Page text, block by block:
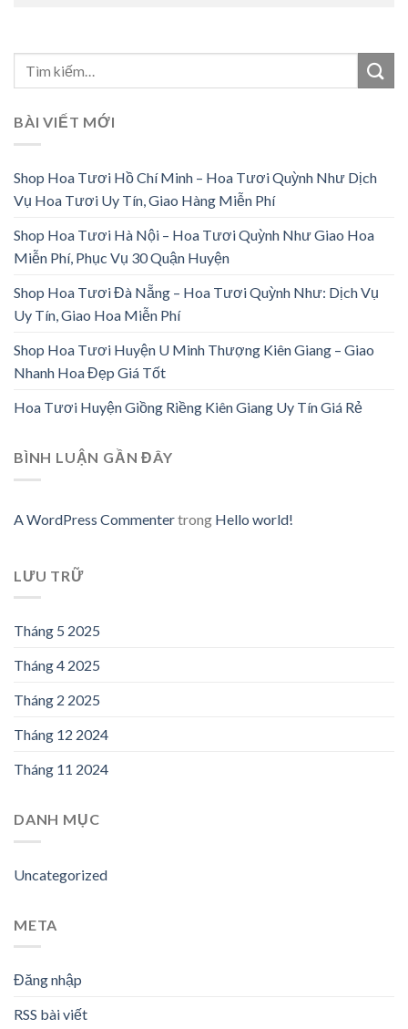
BÀI VIẾT MỚI
Shop Hoa Tươi Hồ Chí Minh – Hoa Tươi Quỳnh Như Dịch
Vụ Hoa Tươi Uy Tín, Giao Hàng Miễn Phí
Shop Hoa Tươi Hà Nội – Hoa Tươi Quỳnh Như Giao Hoa
Miễn Phí, Phục Vụ 30 Quận Huyện
Shop Hoa Tươi Đà Nẵng – Hoa Tươi Quỳnh Như: Dịch Vụ
Uy Tín, Giao Hoa Miễn Phí
Shop Hoa Tươi Huyện U Minh Thượng Kiên Giang – Giao
Nhanh Hoa Đẹp Giá Tốt
Hoa Tươi Huyện Giồng Riềng Kiên Giang Uy Tín Giá Rẻ
BÌNH LUẬN GẦN ĐÂY
A WordPress Commentertrong Hello world!
LƯU TRỮ
Tháng 5 2025
Tháng 4 2025
Tháng 2 2025
Tháng 12 2024
Tháng 11 2024
DANH MỤC
Uncategorized
META
Đăng nhập
RSS bài viết